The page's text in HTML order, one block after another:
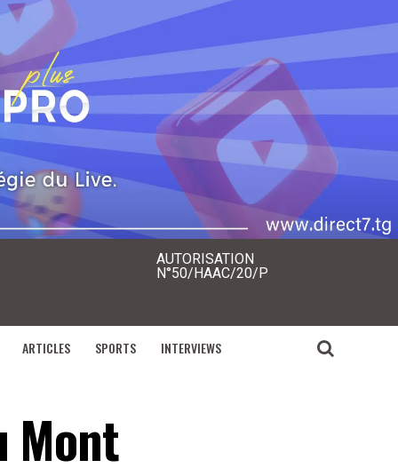
AUTORISATION
N°50/HAAC/20/P
ARTICLES SPORTS INTERVIEWS
Mont